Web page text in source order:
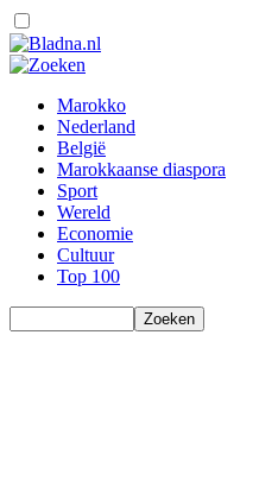
Marokko
Nederland
België
Marokkaanse diaspora
Sport
Wereld
Economie
Cultuur
Top 100